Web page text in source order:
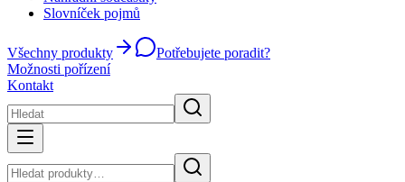
Slovníček pojmů
Všechny produkty
Potřebujete poradit?
Možnosti pořízení
Kontakt